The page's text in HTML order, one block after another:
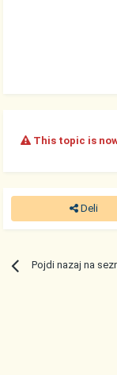
This topic is
Deli
Pojdi nazaj na